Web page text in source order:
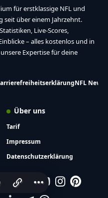
für erstklassige NFL und
über einem Jahrzehnt.
Live-Scores,
– alles kostenlos und in
Expertise für deine
NFL News
Über uns
Tarif
Impressum
Datenschutzerklärung